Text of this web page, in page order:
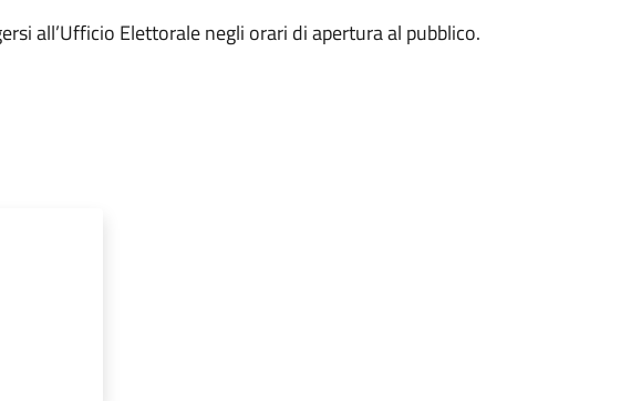
all’Ufficio Elettorale negli orari di apertura al pubblico.